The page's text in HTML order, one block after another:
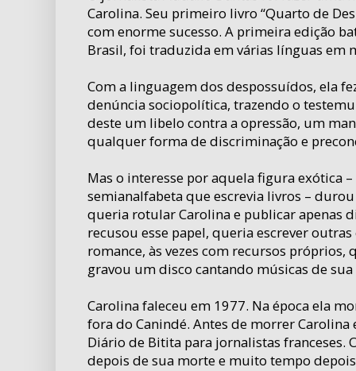
Carolina. Seu primeiro livro “Quarto de
com enorme sucesso. A primeira edição
Brasil, foi traduzida em várias línguas em
Com a linguagem dos despossuídos, ela
denúncia sociopolítica, trazendo o
deste um libelo contra a opressão, um
qualquer forma de discriminação e
Mas o interesse por aquela figura exótica
semianalfabeta que escrevia livros –
queria rotular Carolina e publicar apenas
recusou esse papel, queria escrever
romance, às vezes com recursos próprios,
gravou um disco cantando músicas de
Carolina faleceu em 1977. Na época ela
fora do Canindé. Antes de morrer
Diário de Bitita para jornalistas franceses.
depois de sua morte e muito tempo